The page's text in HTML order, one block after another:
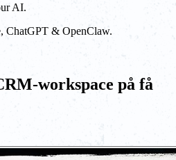
AI.
ChatGPT & OpenClaw.
workspace på få